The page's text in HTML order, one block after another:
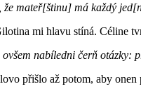
že mateř[štinu] má každý
mi hlavu stíná. Céline
ovšem nabíledni čerň otázky:
přišlo až potom, aby